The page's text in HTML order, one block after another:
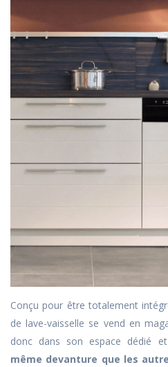
Conçu pour être totalement
de lave-vaisselle se vend en
donc dans son espace dédié
même devanture que les